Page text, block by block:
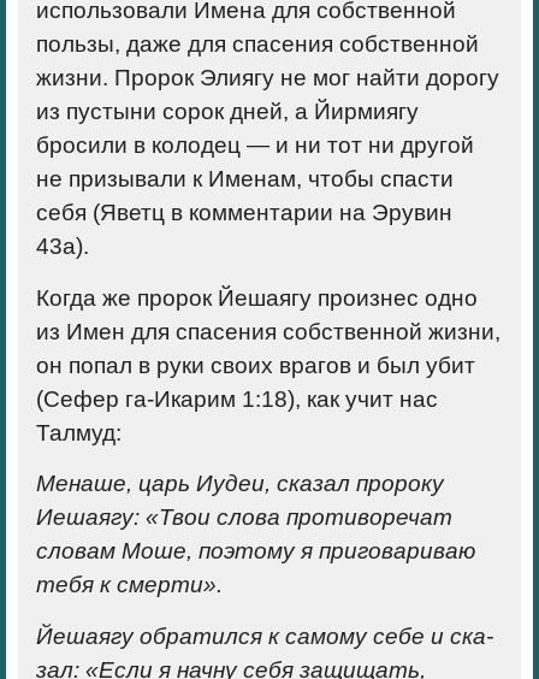
использовали Имена для собственной
пользы, даже для спасения собственной
жизни. Про­рок Элиягу не мог найти дорогу
из пустыни сорок дней, а Йирмиягу
бросили в колодец — и ни тот ни другой
не призывали к Именам, чтобы спасти
себя (Яветц в комментарии на Эрувин
43а).
Когда же пророк Йешаягу произнес одно
из Имен для спасения собственной жизни,
он попал в руки своих врагов и был убит
(Сефер га-Икарим 1:18), как учит нас
Талмуд:
Менаше, царь Иудеи, сказал пророку
Иешаягу: «Твои слова противоречат
сло­вам Моше, поэтому я приговариваю
тебя к смерти».
Йешаягу обратился к самому себе и ска­
зал: «Если я начну себя защищать,